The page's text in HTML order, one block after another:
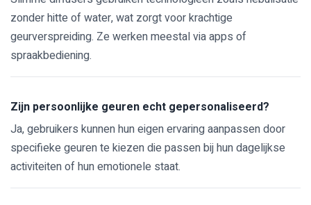
zonder hitte of water, wat zorgt voor krachtige
geurverspreiding. Ze werken meestal via apps of
spraakbediening.
Zijn persoonlijke geuren echt gepersonaliseerd?
Ja, gebruikers kunnen hun eigen ervaring aanpassen door
specifieke geuren te kiezen die passen bij hun dagelijkse
activiteiten of hun emotionele staat.